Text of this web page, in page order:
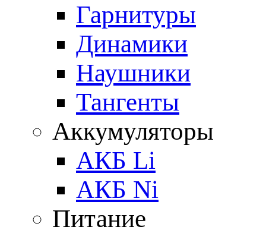
Гарнитуры
Динамики
Наушники
Тангенты
Аккумуляторы
АКБ Li
АКБ Ni
Питание